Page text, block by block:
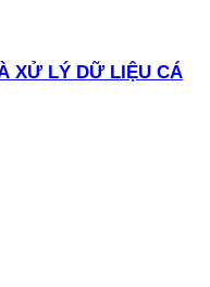
XỬ LÝ DỮ LIỆU CÁ